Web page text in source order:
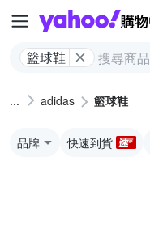
籃球鞋
adidas 籃球鞋
品牌 快速到貨